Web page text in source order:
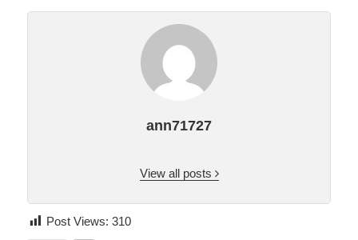
ann71727
View all posts
Post Views: 310